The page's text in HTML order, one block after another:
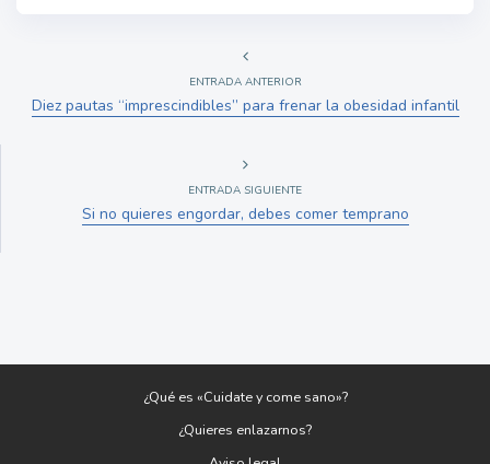
ENTRADA ANTERIOR
Diez pautas “imprescindibles” para frenar la obesidad infantil
ENTRADA SIGUIENTE
Si no quieres engordar, debes comer temprano
¿Qué es «Cuidate y come sano»?
¿Quieres enlazarnos?